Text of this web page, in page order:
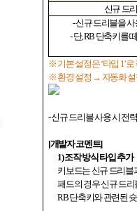
신규 드
-신규 드리블을
-단, RB 단축키를
※ 기본 설정은‘타입 1’로
※ 환경 설정 → 자동화
-신규 드리블 사용 시 전
[개발자 코멘트]
1)조작 방식 타입 추가
키보드는 신규 드리블
패드의 경우 신규 드
RB단축키와 관련된 슛